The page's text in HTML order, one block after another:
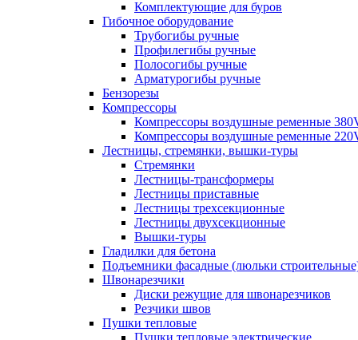
Комплектующие для буров
Гибочное оборудование
Трубогибы ручные
Профилегибы ручные
Полосогибы ручные
Арматурогибы ручные
Бензорезы
Компрессоры
Компрессоры воздушные ременные
Компрессоры воздушные ременные
Лестницы, стремянки, вышки-туры
Стремянки
Лестницы-трансформеры
Лестницы приставные
Лестницы трехсекционные
Лестницы двухсекционные
Вышки-туры
Гладилки для бетона
Подъемники фасадные (люльки
Швонарезчики
Диски режущие для швонарезчиков
Резчики швов
Пушки тепловые
Пушки тепловые электрические